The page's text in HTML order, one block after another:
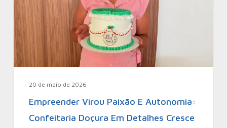
20 de maio de 2026
Empreender Virou Paixão E Autonomia:
Confeitaria Doçura Em Detalhes Cresce